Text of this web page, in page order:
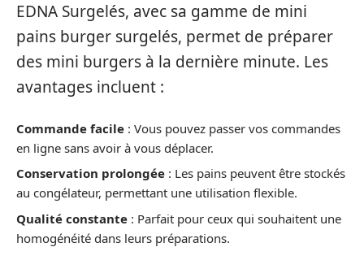
EDNA Surgelés, avec sa gamme de mini
pains burger surgelés, permet de préparer
des mini burgers à la dernière minute. Les
avantages incluent :
Commande facile : Vous pouvez passer vos commandes
en ligne sans avoir à vous déplacer.
Conservation prolongée : Les pains peuvent être stockés
au congélateur, permettant une utilisation flexible.
Qualité constante : Parfait pour ceux qui souhaitent une
homogénéité dans leurs préparations.